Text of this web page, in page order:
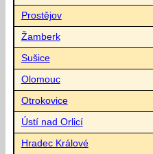
Prostějov
Žamberk
Sušice
Olomouc
Otrokovice
Ústí nad Orlicí
Hradec Králové